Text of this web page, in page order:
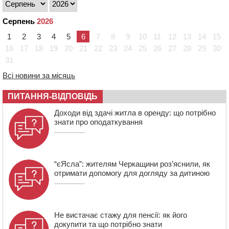
08:11 Вчителька зі Сміли увійшла до півфіналу Global
Teacher Prize Ukraine 2026
07:29
По 5 тисяч гривень на підготовку до школи: як
оформити “Пакунок школяра”
04 СЕРПНЯ 2026, ВІВТОРОК
20:54 На Черкащині очікують пік спеки
України з веслування
19:40 Бійці КОРДу Черкащини повернулися з фронту: на
зміну їм вирушили побратими
Серпень 2026
1
2 3 4 5 6 7 8 9 10 11 12 13 14
15
16
17 18 19 20 21 22 23 24 25 26 27 28 29
30
31
Всі новини за місяць
ПИТАННЯ-ВІДПОВІДЬ
Доходи від здачі житла в оренду: що потрібно
знати про оподаткування
“єЯсла”: жителям Черкащини роз’яснили, як
отримати допомогу для догляду за дитиною
Не вистачає стажу для пенсії: як його
докупити та що потрібно знати